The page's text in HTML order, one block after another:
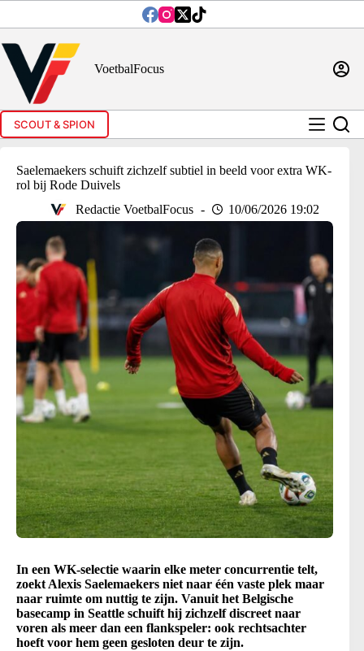
inhoud
VoetbalFocus
SCOUT & SPION
Saelemaekers schuift zichzelf subtiel in beeld voor extra WK-
rol bij Rode Duivels
Redactie VoetbalFocus
10/06/2026 19:02
In een WK-selectie waarin elke meter concurrentie telt,
zoekt Alexis Saelemaekers niet naar één vaste plek maar
naar ruimte om nuttig te zijn. Vanuit het Belgische
basecamp in Seattle schuift hij zichzelf discreet naar
voren als meer dan een flankspeler: ook rechtsachter
hoeft voor hem geen gesloten deur te zijn.